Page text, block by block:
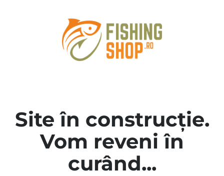
Site în construcție.
Vom reveni în
curând...